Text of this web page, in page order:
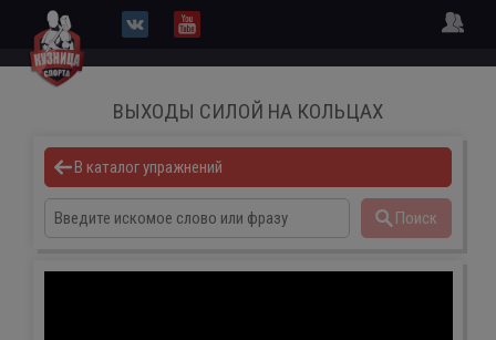
ВЫХОДЫ СИЛОЙ НА КОЛЬЦАХ
В каталог упражнений
Поиск